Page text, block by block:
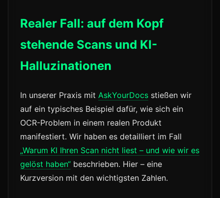
Realer Fall: auf dem Kopf
stehende Scans und KI-
Halluzinationen
In unserer Praxis mit AskYourDocs stießen wir
auf ein typisches Beispiel dafür, wie sich ein
OCR-Problem in einem realen Produkt
manifestiert. Wir haben es detailliert im Fall
„Warum KI Ihren Scan nicht liest – und wie wir es
gelöst haben“ beschrieben. Hier – eine
Kurzversion mit den wichtigsten Zahlen.